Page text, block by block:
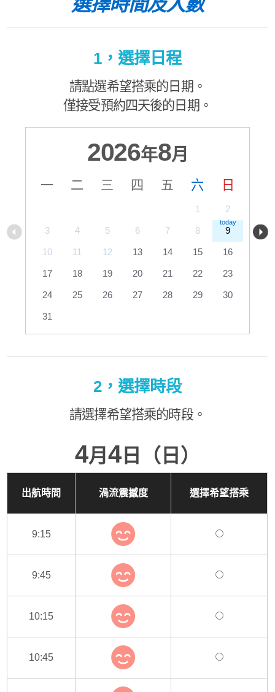
1，選擇日程
請點選希望搭乘的日期。
僅接受預約四天後的日期。
2026年8月
一 二 三 四 五 六 日
1 2
3 4 5 6 7 8 9
10 11 12 13 14 15 16
17 18 19 20 21 22 23
24 25 26 27 28 29 30
31
2，選擇時段
請選擇希望搭乘的時段。
4月 4 日（日）
出航時間 渦流震撼度 選擇希望搭乘
9:15
9:45
10:15
10:45